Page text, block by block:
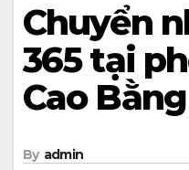
Chuyển
365 tại
Cao Bằng
By admin